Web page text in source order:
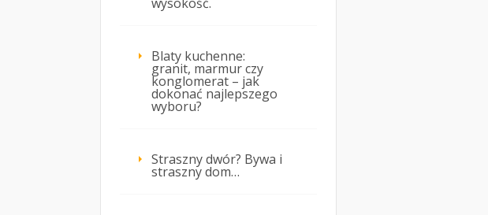
Blaty kuchenne:
granit, marmur czy
konglomerat – jak
dokonać najlepszego
wyboru?
Straszny dwór? Bywa i
straszny dom…